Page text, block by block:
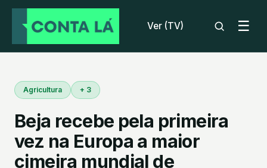
Ver (TV) ☰
Agricultura + 3
Beja recebe pela primeira
vez na Europa a maior
cimeira mundial de